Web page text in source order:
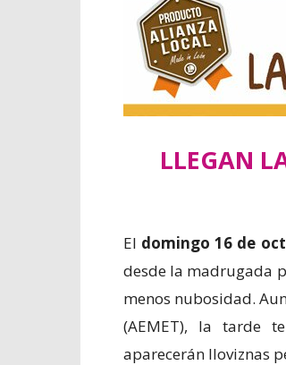
LLEGAN
El domingo 16 de
desde la madrugada
menos nubosidad.
(AEMET), la tarde
aparecerán lloviznas